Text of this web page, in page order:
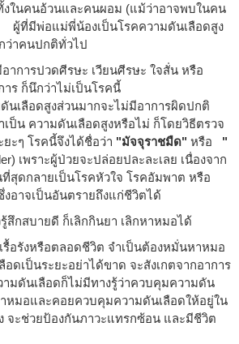
ในคนอ้วนและคนผอม (แม้ว่าอาจพบในคน
ผู้ที่มีพ่อแม่พี่น้องเป็นโรคความดันเลือดสูง
ว่าคนปกติทั่วไป
าการปวดศีรษะ เวียนศีรษะ ใจสั่น หรือ
าร ก็นึกว่าไม่เป็นโรคนี้
นเลือดสูงส่วนมากจะไม่มีอาการผิดปกติ
เป็น ความดันเลือดสูงหรือไม่ ก็โดยวิธีตรวจ
ะๆ โรคนี้จึงได้ชื่อว่า "มัจจุราชมืด" หรือ "
เพราะผู้ป่วยจะปล่อยปละละเลย เนื่องจาก
สุดกลายเป็นโรคหัวใจ โรคอัมพาต หรือ
อาจเป็นอันตรายถึงแก่ชีวิตได้
สึกสบายดี ก็เลิกกินยา เลิกหาหมอได้
รื้อรังหรือตลอดชีวิต จำเป็นต้องหมั่นหาหมอ
ดเป็นระยะอย่าได้ขาด จะสังเกตจากอาการ
มดันเลือดก็ไม่มีทางรู้ว่าควบคุมความดัน
หมอและคอยควบคุมความดันเลือดให้อยู่ใน
จะช่วยป้องกันภาวะแทรกซ้อน และมีชีวิต